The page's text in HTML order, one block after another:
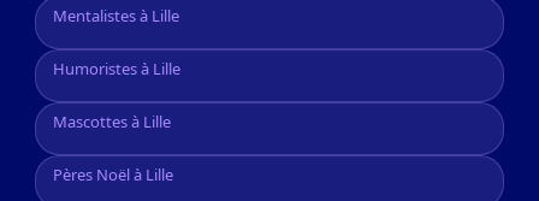
Mentalistes à Lille
Humoristes à Lille
Mascottes à Lille
Pères Noël à Lille